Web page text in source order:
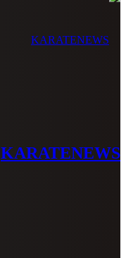
KARATENEWS